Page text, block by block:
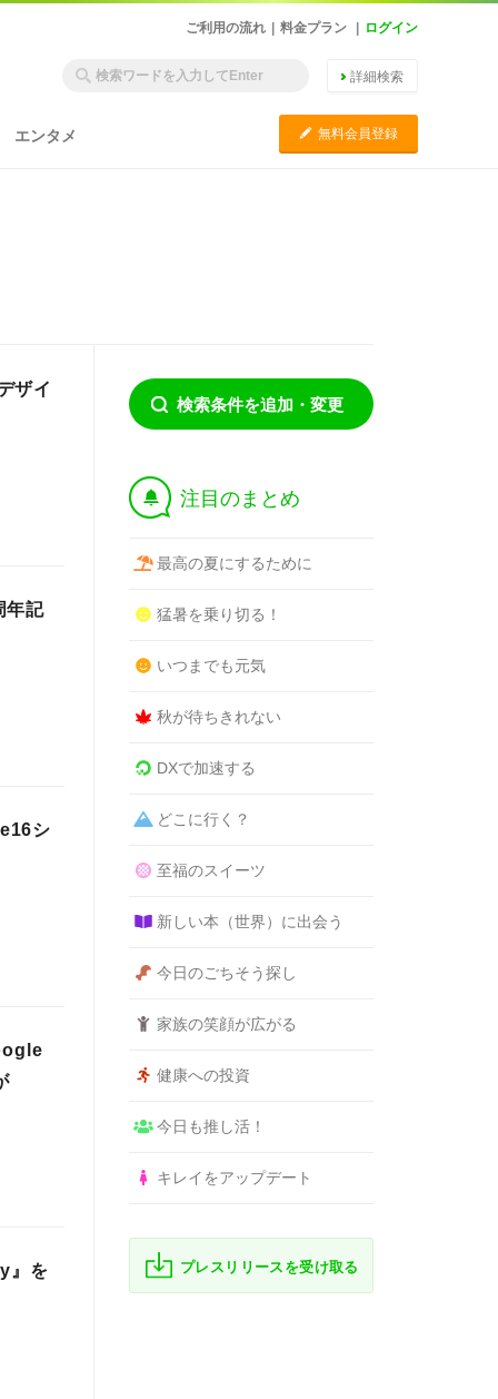
ご利用の流れ 料金プラン ログイン
詳細検索
エンタメ C 無料会員登録
ザイ
年記
シ
』を
検索条件を追加・変更
† 注目のまとめ
最高の夏にするために
猛暑を乗り切る！
いつまでも元気
秋が待ちきれない
DXで加速する
どこに行く？
至福のスイーツ
新しい本（世界）に出会う
今日のごちそう探し
家族の笑顔が広がる
健康への投資
今日も推し活！
キレイをアップデート
プレスリリースを受け取る